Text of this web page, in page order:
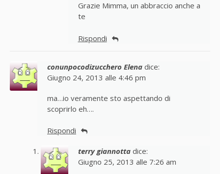
Grazie Mimma, un abbraccio anche a
te
Rispondi
conunpocodizucchero Elena dice:
Giugno 24, 2013 alle 4:46 pm
ma…io veramente sto aspettando di
scoprirlo eh….
Rispondi
terry giannotta dice:
Giugno 25, 2013 alle 7:26 am